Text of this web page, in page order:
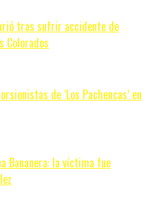
tras sufrir accidente de
Colorados
de ‘Los Pachencas’ en
Bananera: la víctima fue